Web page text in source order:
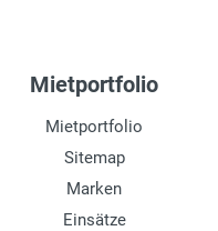
Mietportfolio
Mietportfolio
Sitemap
Marken
Einsätze